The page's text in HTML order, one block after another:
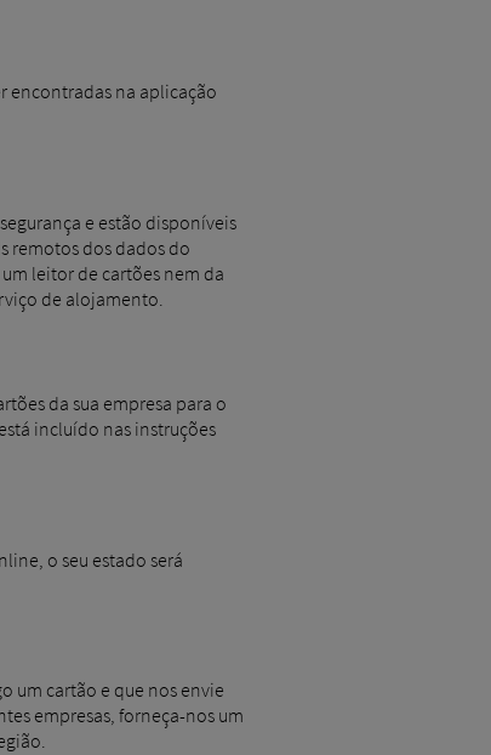
encontradas na aplicação
e estão disponíveis
remotos dos dados do
leitor de cartões nem da
de alojamento.
da sua empresa para o
incluído nas instruções
o seu estado será
um cartão e que nos envie
empresas, forneça-nos um